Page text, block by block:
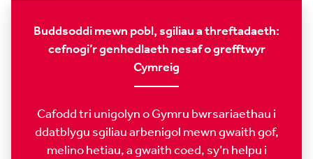
Buddsoddi mewn pobl, sgiliau a threftadaeth:
cefnogi’r genhedlaeth nesaf o grefftwyr
Cymreig
Cafodd tri unigolyn o Gymru bwrsariaethau i
ddatblygu sgiliau arbenigol mewn gwaith gof,
melino hetiau, a gwaith coed, sy’n helpu i